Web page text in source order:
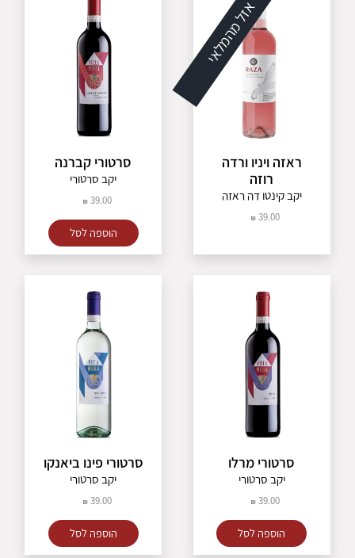
אזל מהמלאי
ראזה ויניו ורדה
רוזה
יקב קינטו דה ראזה
39.00
סרטורי קברנה
יקב סרטורי
39.00
הוספה לסל
סרטורי מרלו
יקב סרטורי
39.00
הוספה לסל
סרטורי פינו ביאנקו
יקב סרטורי
39.00
הוספה לסל